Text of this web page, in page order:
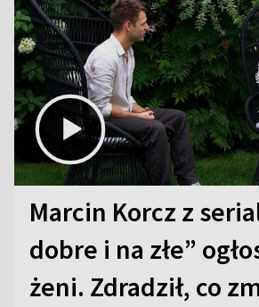
Marcin Korcz z
dobre i na złe”
żeni. Zdradził, co